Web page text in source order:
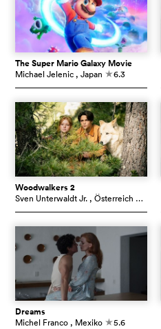
The Super Mario Galaxy Movie
Michael Jelenic , Japan c6.3
Woodwalkers 2
Sven Unterwaldt Jr. , Österreich
Dreams
Michel Franco , Mexiko c5.6